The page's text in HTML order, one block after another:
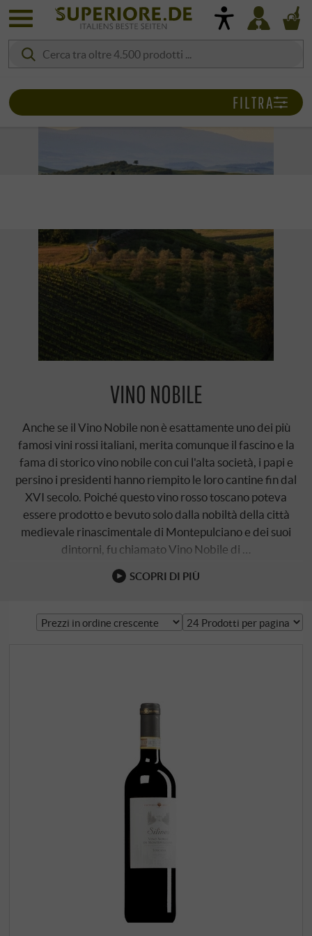
VINO NOBILE
Anche se il Vino Nobile non è esattamente uno dei più
famosi vini rossi italiani, merita comunque il fascino e la
fama di storico vino nobile con cui l'alta società, i papi e
persino i presidenti hanno riempito le loro cantine fin dal
XVI secolo. Poiché questo vino rosso toscano poteva
essere prodotto e bevuto solo dalla nobiltà della città
medievale rinascimentale di Montepulciano e dei suoi
dintorni, fu chiamato Vino Nobile di …
SCOPRI DI PIÙ
FILTRA